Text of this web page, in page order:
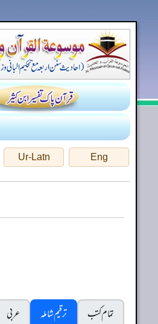
Eng
Ur-Latn
تمام کتب
ترقیم شاملہ عربی